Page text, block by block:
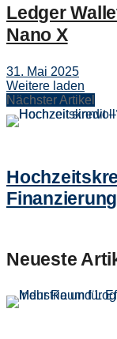
Ledger
Nano X
31. Mai 2025
Weitere laden
Nächster Artikel
Neueste